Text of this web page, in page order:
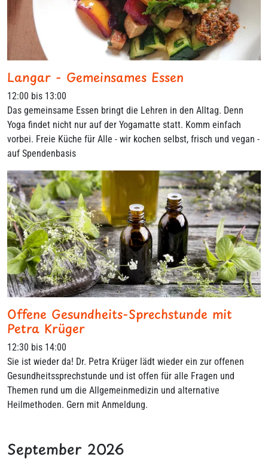
Langar - Gemeinsames Essen
12:00 bis 13:00
Das gemeinsame Essen bringt die Lehren in den Alltag. Denn
Yoga findet nicht nur auf der Yogamatte statt. Komm einfach
vorbei. Freie Küche für Alle - wir kochen selbst, frisch und vegan -
auf Spendenbasis
Offene Gesundheits-Sprechstunde mit
Petra Krüger
12:30 bis 14:00
Sie ist wieder da! Dr. Petra Krüger lädt wieder ein zur offenen
Gesundheitssprechstunde und ist offen für alle Fragen und
Themen rund um die Allgemeinmedizin und alternative
Heilmethoden. Gern mit Anmeldung.
September 2026